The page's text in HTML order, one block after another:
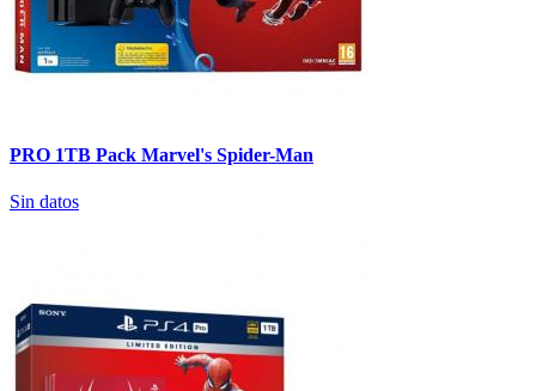
PRO 1TB Pack Marvel's Spider-Man
Sin datos